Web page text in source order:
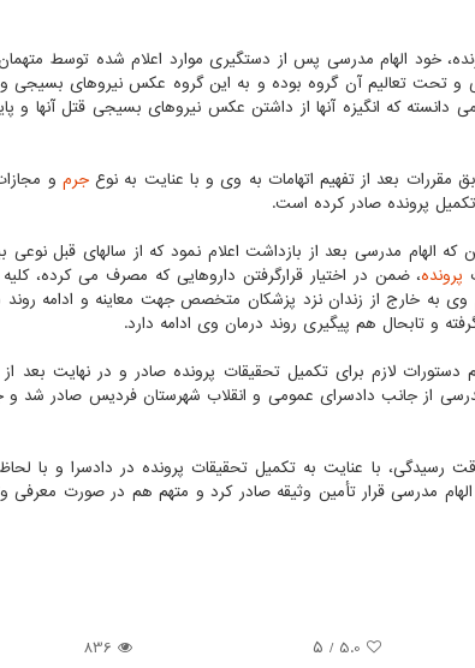
خود الهام مدرسی پس از دستگیری موارد اعلام شده توسط متهمان
و تحت تعالیم آن گروه بوده و به این گروه عکس نیروهای بسیجی
دانسته که انگیزه آنها از داشتن عکس نیروهای بسیجی قتل آنها و
مقررات بعد از تفهیم اتهامات به وی و با عنایت به نوعجرم و
پرونده صادر کرده است.
الهام مدرسی بعد از بازداشت اعلام نمود که از سالهای قبل نوعی
پرونده، ضمن در اختیار قرارگرفتن داروهایی که مصرف می کرده، کلیه
به خارج از زندان نزد پزشکان متخصص جهت معاینه و ادامه
و تابحال هم پیگیری روند درمان وی ادامه دارد.
لازم برای تکمیل تحقیقات پرونده صادر و در نهایت بعد
مدرسی از جانب دادسرای عمومی و انقلاب شهرستان فردیس صادر شد
رسیدگی، با عنایت به تکمیل تحقیقات پرونده در دادسرا و با
مدرسی قرار تأمین وثیقه صادر کرد و متهم هم در صورت معرفی
5.0 / ۵ 836